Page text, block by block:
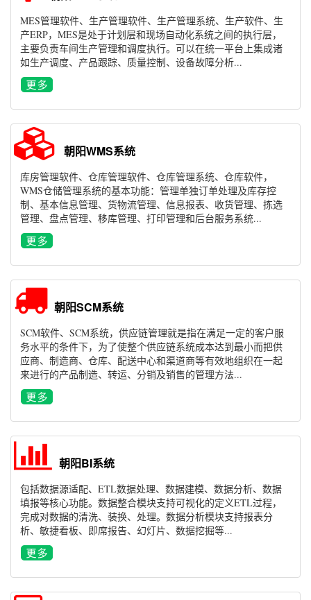
MES管理软件、生产管理软件、生产管理系统、生产软件、生
产ERP，MES是处于计划层和现场自动化系统之间的执行层，
主要负责车间生产管理和调度执行。可以在统一平台上集成诸
如生产调度、产品跟踪、质量控制、设备故障分析...
朝阳WMS系统
库房管理软件、仓库管理软件、仓库管理系统、仓库软件，
WMS仓储管理系统的基本功能：管理单独订单处理及库存控
制、基本信息管理、货物流管理、信息报表、收货管理、拣选
管理、盘点管理、移库管理、打印管理和后台服务系统...
朝阳SCM系统
SCM软件、SCM系统，供应链管理就是指在满足一定的客户服
务水平的条件下，为了使整个供应链系统成本达到最小而把供
应商、制造商、仓库、配送中心和渠道商等有效地组织在一起
来进行的产品制造、转运、分销及销售的管理方法...
朝阳BI系统
包括数据源适配、ETL数据处理、数据建模、数据分析、数据
填报等核心功能。数据整合模块支持可视化的定义ETL过程，
完成对数据的清洗、装换、处理。数据分析模块支持报表分
析、敏捷看板、即席报告、幻灯片、数据挖掘等...